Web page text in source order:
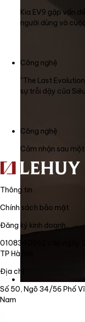
Kia EV9 gặp vấn
người dùng và
Công nghệ
"The Last
sự trỗi dậy của
Công nghệ
Cảm nhận sau
Thông tin
Chính sách bảo mật
Đăng ký kinh doanh
0108340562 cấp ngày
TP Hà Nội
Địa chỉ
Số 50, Ngõ 34/56 Phố
Nam